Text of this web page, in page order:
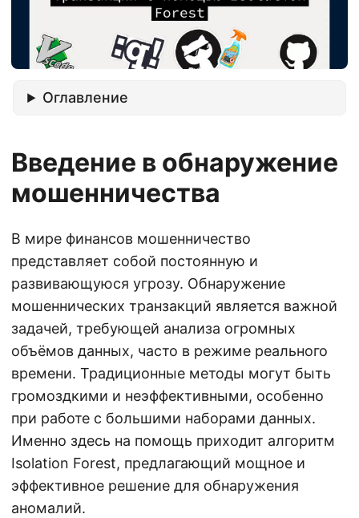
Оглавление
Введение в обнаружение
мошенничества
В мире финансов мошенничество
представляет собой постоянную и
развивающуюся угрозу. Обнаружение
мошеннических транзакций является важной
задачей, требующей анализа огромных
объёмов данных, часто в режиме реального
времени. Традиционные методы могут быть
громоздкими и неэффективными, особенно
при работе с большими наборами данных.
Именно здесь на помощь приходит алгоритм
Isolation Forest, предлагающий мощное и
эффективное решение для обнаружения
аномалий.